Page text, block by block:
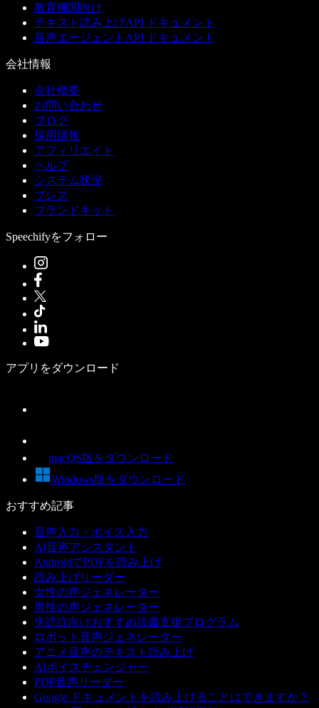
教育機関向け
テキスト読み上げAPI ドキュメント
音声エージェントAPI ドキュメント
会社情報
会社概要
お問い合わせ
ブログ
採用情報
アフィリエイト
ヘルプ
システム状況
プレス
ブランドキット
Speechifyをフォロー
アプリをダウンロード
macOS版をダウンロード
Windows版をダウンロード
おすすめ記事
音声入力・ボイス入力
AI音声アシスタント
AndroidでPDFを読み上げ
読み上げリーダー
女性の声ジェネレーター
男性の声ジェネレーター
失読症向けおすすめ読書支援プログラム
ロボット音声ジェネレーター
アニメ音声のテキスト読み上げ
AIボイスチェンジャー
PDF音声リーダー
Google ドキュメントを読み上げることはできますか？